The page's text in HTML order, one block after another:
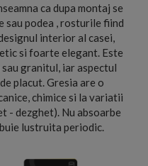
ca dupa montaj se
sau podea , rosturile fiind
interior al casei,
si foarte elegant. Este
granitul, iar aspectul
placut. Gresia are o
chimice si la variatii
- dezghet). Nu absoarbe
lustruita periodic.